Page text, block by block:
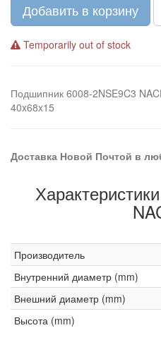
Добавить в корзину
Temporarily out of stock
Подшипник 6008-2NSE9C3
40x68x15
Доставка Новой Почтой в
Производитель
Внутренний диаметр (mm)
Внешний диаметр (mm)
Высота (mm)